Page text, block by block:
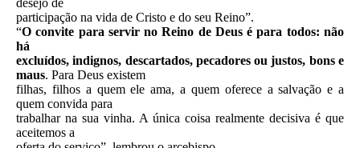
participação na vida de Cristo e do seu Reino”.
“O convite para servir no Reino de Deus é para todos: não
há
excluídos, indignos, descartados, pecadores ou justos, bons e
maus. Para Deus existem
filhas, filhos a quem ele ama, a quem oferece a salvação e a
quem convida para
trabalhar na sua vinha. A única coisa realmente decisiva é que
aceitemos a